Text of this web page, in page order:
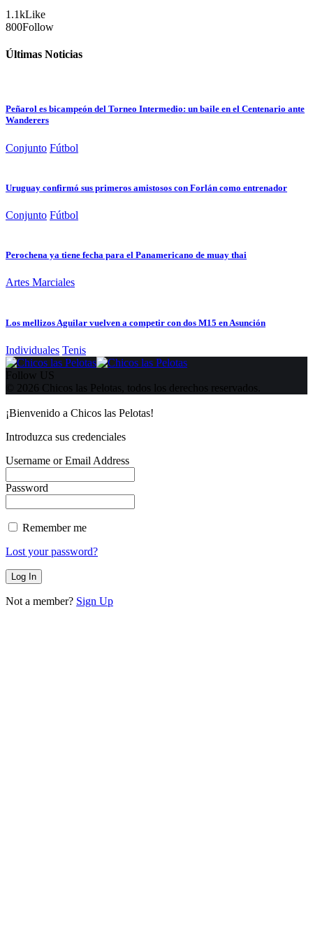
1.1kLike
800Follow
Últimas Noticias
Peñarol es bicampeón del Torneo Intermedio: un baile en el Centenario ante
Wanderers
Conjunto Fútbol
Uruguay confirmó sus primeros amistosos con Forlán como entrenador
Conjunto Fútbol
Perochena ya tiene fecha para el Panamericano de muay thai
Artes Marciales
Los mellizos Aguilar vuelven a competir con dos M15 en Asunción
Individuales Tenis
Follow US
© 2026 Chicos las Pelotas, todos los derechos reservados.
¡Bienvenido a Chicos las Pelotas!
Introduzca sus credenciales
Username or Email Address
Password
Remember me
Lost your password?
Not a member? Sign Up